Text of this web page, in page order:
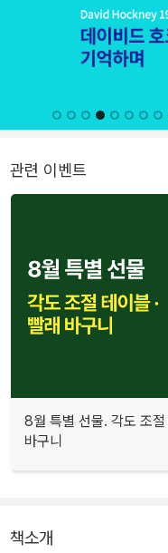
관련 이벤트
8월 특별 선물. 각도 조절
바구니
책소개